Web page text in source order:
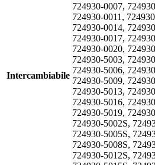
Intercambiabile
724930-0007,
724930-0011,
724930-0014,
724930-0017,
724930-0020,
724930-5003,
724930-5006,
724930-5009,
724930-5013,
724930-5016,
724930-5019,
724930-5002S,
724930-5005S,
724930-5008S,
724930-5012S,